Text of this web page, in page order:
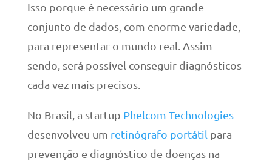
Isso porque é necessário um grande
conjunto de dados, com enorme variedade,
para representar o mundo real. Assim
sendo, será possível conseguir diagnósticos
cada vez mais precisos.
No Brasil, a startup Phelcom Technologies
desenvolveu um retinógrafo portátil para
prevenção e diagnóstico de doenças na